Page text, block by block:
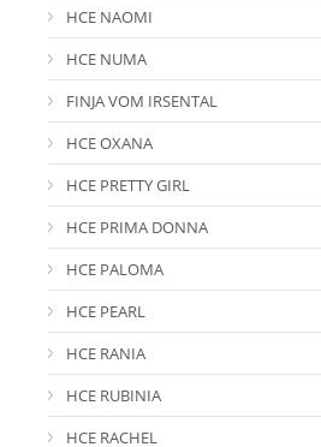
HCE NAOMI
HCE NUMA
FINJA VOM IRSENTAL
HCE OXANA
HCE PRETTY GIRL
HCE PRIMA DONNA
HCE PALOMA
HCE PEARL
HCE RANIA
HCE RUBINIA
HCE RACHEL